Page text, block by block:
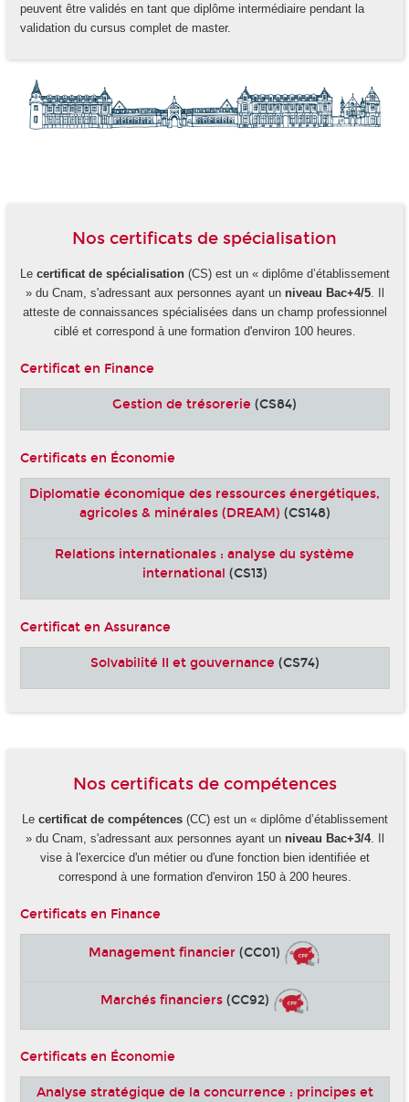
peuvent être validés en tant que diplôme intermédiaire pendant la
validation du cursus complet de master.
Nos certificats de spécialisation
Le certificat de spécialisation(CS) est un « diplôme d’établissement
» du Cnam, s'adressant aux personnes ayant un niveau Bac+4/5. Il
atteste de connaissances spécialisées dans un champ professionnel
ciblé et correspond à une formation d'environ 100 heures.
Certificat en Finance
Gestion de trésorerie (CS84)
Certificats en Économie
Diplomatie économique des ressources énergétiques,
agricoles & minérales (DREAM) (CS148)
Relations internationales : analyse du système
international (CS13)
Certificat en Assurance
Solvabilité II et gouvernance (CS74)
Nos certificats de compétences
Le certificat de compétences(CC) est un « diplôme d’établissement
» du Cnam, s'adressant aux personnes ayant un niveau Bac+3/4. Il
vise à l'exercice d'un métier ou d'une fonction bien identifiée et
correspond à une formation d'environ 150 à 200 heures.
Certificats en Finance
Management financier (CC01)
Marchés financiers(CC92)
Certificats en Économie
Analyse stratégique de la concurrence : principes et